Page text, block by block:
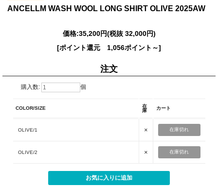
ANCELLM WASH WOOL LONG SHIRT OLIVE 2025AW
価格:35,200円(税抜 32,000円)
[ポイント還元 1,056ポイント～]
注文
購入数: 個
COLOR/SIZE
在
庫
カート
OLIVE/1 × 在庫切れ
OLIVE/2 × 在庫切れ